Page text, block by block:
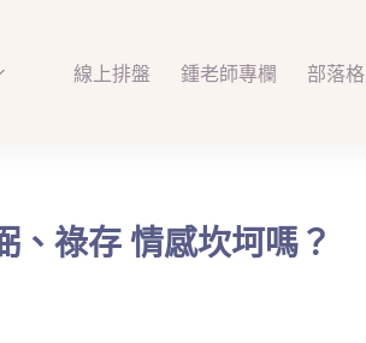
線上排盤 鍾老師專欄 部落格
、祿存 情感坎坷嗎？